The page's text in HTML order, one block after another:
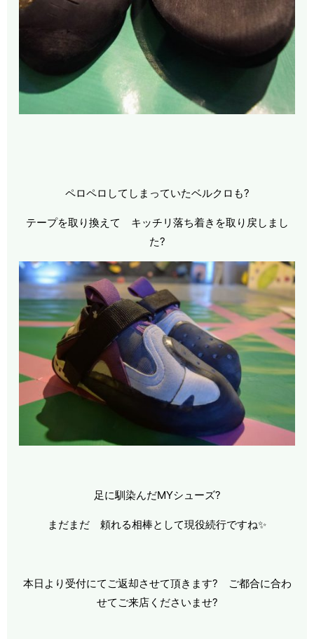
ペロペロしてしまっていたベルクロも?
テープを取り換えて キッチリ落ち着きを取り戻しまし
た?
足に馴染んだMYシューズ?
まだまだ 頼れる相棒として現役続行ですね✨
本日より受付にてご返却させて頂きます? ご都合に合わ
せてご来店くださいませ?